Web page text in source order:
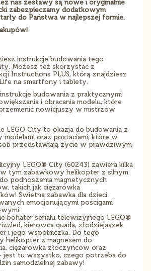
nas zestawy są nowe i oryginalnie
zabezpieczamy dodatkowym
do Państwa w najlepszej formie.
instrukcje budowania tego
Możesz też skorzystać z
Instructions PLUS, którą znajdziesz
na smartfony i tablety.
budowania z praktycznymi
i obracania modelu, które
nowicjuszy w mistrzów
LEGO City to okazja do budowania z
modelami oraz postaciami, które w
przedstawiają życie w prawdziwym
LEGO® City (60243) zawiera kilka
tym zabawkowy helikopter z silnym
podnoszenia magnetycznych
takich jak ciężarówka
Świetna zabawka dla dzieci
emocjonującymi pościgami
bohater serialu telewizyjnego LEGO®
kierowca quada, złodziejaszek
i jego wspólniczka. Do tego
helikopter z magnesem do
ciężarówka złoczyńców oraz
jest tu wszystko, czego potrzeba do
samodzielnej zabawy!